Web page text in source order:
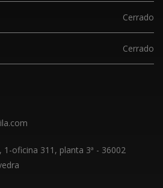
Cerrado
Cerrado
1-oficina 311, planta 3ª - 36002